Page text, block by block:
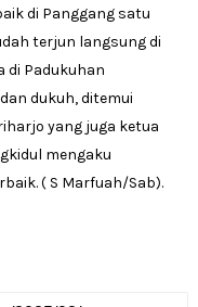
di Panggang satu
terjun langsung di
di Padukuhan
dukuh, ditemui
yang juga ketua
mengaku
( S Marfuah/Sab).